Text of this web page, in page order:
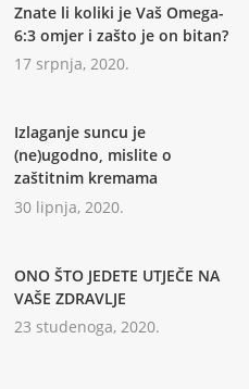
Znate li koliki je Vaš Omega-
6:3 omjer i zašto je on bitan?
17 srpnja, 2020.
Izlaganje suncu je
(ne)ugodno, mislite o
zaštitnim kremama
30 lipnja, 2020.
ONO ŠTO JEDETE UTJEČE NA
VAŠE ZDRAVLJE
23 studenoga, 2020.